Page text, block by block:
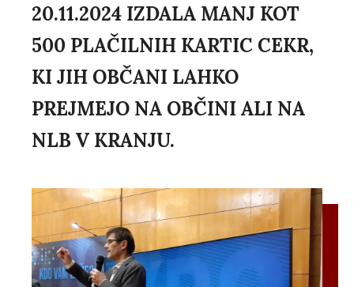
20.11.2024 IZDALA MANJ KOT
500 PLAČILNIH KARTIC CEKR,
KI JIH OBČANI LAHKO
PREJMEJO NA OBČINI ALI NA
NLB V KRANJU.